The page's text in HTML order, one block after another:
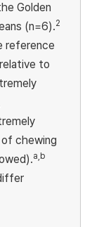
Golden
(n=6).2
reference
to
chewing
a,b